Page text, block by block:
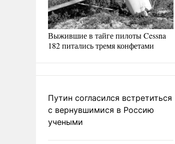
Выжившие в тайге пилоты Cessna
182 питались тремя конфетами
Путин согласился встретиться
с вернувшимися в Россию
учеными